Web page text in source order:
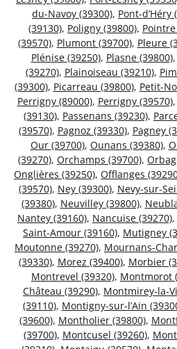
du-Navoy (39300), Pont-d’Héry
(39130), Poligny (39800),
(39570), Plumont (39700), Pleure
Plénise (39250), Plasne (39800),
(39270), Plainoiseau (39210),
(39300), Picarreau (39800), Petit-
Perrigny (89000), Perrigny (39570),
(39130), Passenans (39230),
(39570), Pagnoz (39330), Pagney
Our (39700), Ounans (39380),
(39270), Orchamps (39700),
Onglières (39250), Offlanges
(39570), Ney (39300), Nevy-sur-
(39380), Neuvilley (39800),
Nantey (39160), Nancuise (39270),
Saint-Amour (39160), Mutigney
Moutonne (39270), Mournans-
(39330), Morez (39400), Morbier
Montrevel (39320), Montmorot
Château (39290), Montmirey-la-
(39110), Montigny-sur-l’Ain
(39600), Montholier (39800),
(39700), Montcusel (39260),